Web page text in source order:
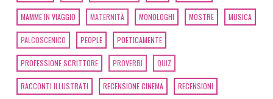
MAMME IN VIAGGIO MATERNITÀ MONOLOGHI MOSTRE MUSICA
PALCOSCENICO PEOPLE POETICAMENTE
PROFESSIONE SCRITTORE PROVERBI QUIZ
RACCONTI ILLUSTRATI RECENSIONE CINEMA RECENSIONI